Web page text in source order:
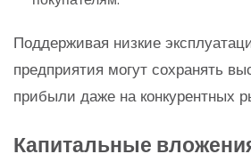
Поддерживая низкие
предприятия могут сохранять
прибыли даже на конкурентных
Капитальные